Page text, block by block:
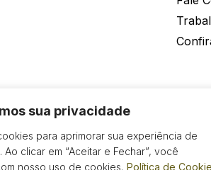
sua privacidade
para aprimorar sua experiência de
Ao clicar em “Aceitar e Fechar”, você
nosso uso de cookies. Política de
- 2026 - Todos os Direitos